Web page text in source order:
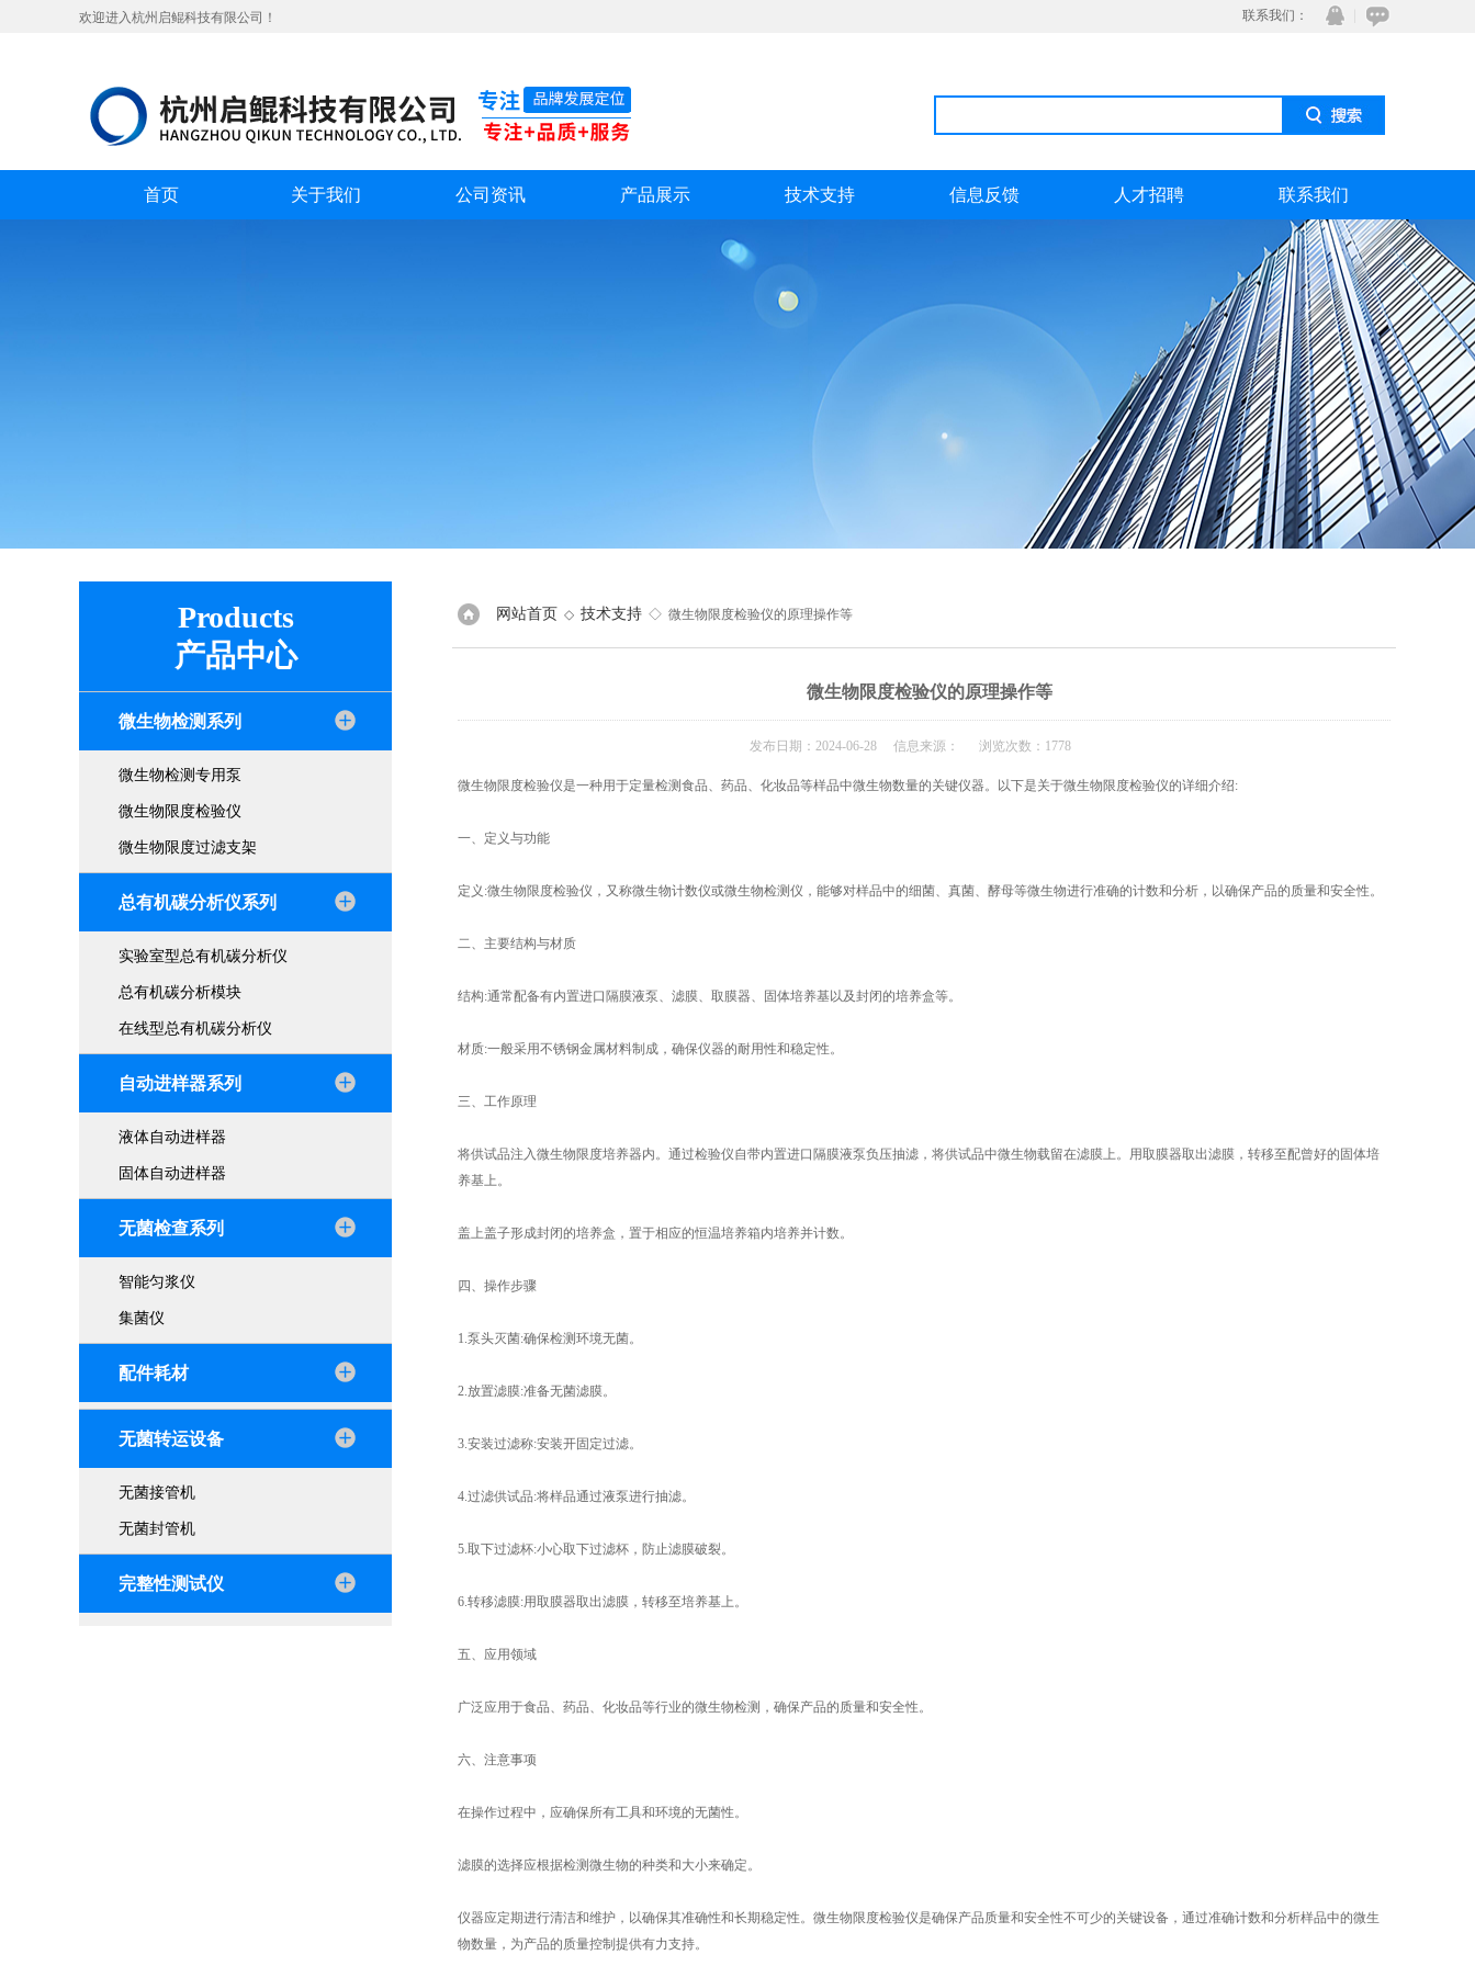
欢迎进入杭州启鲲科技有限公司！ 联系我们：
在线咨
QQ
首页 关于我们 公司资讯 产品展示 技术支持 信息反馈 人才招聘 联系我们
Products
产品中心
微生物检测系列
微生物检测专用泵
微生物限度检验仪
微生物限度过滤支架
总有机碳分析仪系列
实验室型总有机碳分析仪
总有机碳分析模块
在线型总有机碳分析仪
自动进样器系列
液体自动进样器
固体自动进样器
无菌检查系列
智能匀浆仪
集菌仪
配件耗材
无菌转运设备
无菌接管机
无菌封管机
完整性测试仪
网站首页 ◇ 技术支持 ◇ 微生物限度检验仪的原理操作等
微生物限度检验仪的原理操作等
发布日期：2024-06-28 信息来源： 浏览次数：1778
微生物限度检验仪是一种用于定量检测食品、药品、化妆品等样品中微生物数量的关键仪器。以下是关于微生物限度检验仪的详细介绍:
一、定义与功能
定义:微生物限度检验仪，又称微生物计数仪或微生物检测仪，能够对样品中的细菌、真菌、酵母等微生物进行准确的计数和分析，以确保产品的质量和安全性。
二、主要结构与材质
结构:通常配备有内置进口隔膜液泵、滤膜、取膜器、固体培养基以及封闭的培养盒等。
材质:一般采用不锈钢金属材料制成，确保仪器的耐用性和稳定性。
三、工作原理
将供试品注入微生物限度培养器内。通过检验仪自带内置进口隔膜液泵负压抽滤，将供试品中微生物载留在滤膜上。用取膜器取出滤膜，转移至配曾好的固体培
养基上。
盖上盖子形成封闭的培养盒，置于相应的恒温培养箱内培养并计数。
四、操作步骤
1.泵头灭菌:确保检测环境无菌。
2.放置滤膜:准备无菌滤膜。
3.安装过滤称:安装开固定过滤。
4.过滤供试品:将样品通过液泵进行抽滤。
5.取下过滤杯:小心取下过滤杯，防止滤膜破裂。
6.转移滤膜:用取膜器取出滤膜，转移至培养基上。
五、应用领域
广泛应用于食品、药品、化妆品等行业的微生物检测，确保产品的质量和安全性。
六、注意事项
在操作过程中，应确保所有工具和环境的无菌性。
滤膜的选择应根据检测微生物的种类和大小来确定。
仪器应定期进行清洁和维护，以确保其准确性和长期稳定性。微生物限度检验仪是确保产品质量和安全性不可少的关键设备，通过准确计数和分析样品中的微生
物数量，为产品的质量控制提供有力支持。